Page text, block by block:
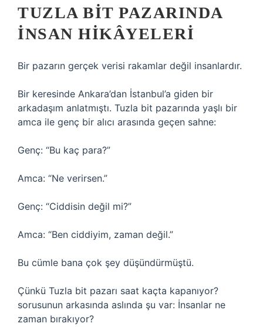
TUZLA BIT PAZARINDA
INSAN HIKÂYELERI
Bir pazarın gerçek verisi rakamlar değil insanlardır.
Bir keresinde Ankara’dan İstanbul’a giden bir
arkadaşım anlatmıştı. Tuzla bit pazarında yaşlı bir
amca ile genç bir alıcı arasında geçen sahne:
Genç: “Bu kaç para?”
Amca: “Ne verirsen.”
Genç: “Ciddisin değil mi?”
Amca: “Ben ciddiyim, zaman değil.”
Bu cümle bana çok şey düşündürmüştü.
Çünkü Tuzla bit pazarı saat kaçta kapanıyor?
sorusunun arkasında aslında şu var: İnsanlar ne
zaman bırakıyor?